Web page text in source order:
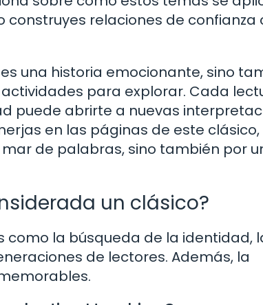
construyes relaciones de confianza
una historia emocionante, sino
para explorar. Cada
puede abrirte a nuevas
en las páginas de este clásico,
de palabras, sino también por
un clásico?
como la búsqueda de la identidad,
de lectores. Además, la